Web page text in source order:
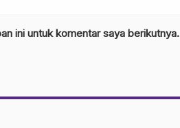
ini untuk komentar saya berikutnya.